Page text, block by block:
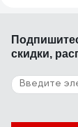
скидки,